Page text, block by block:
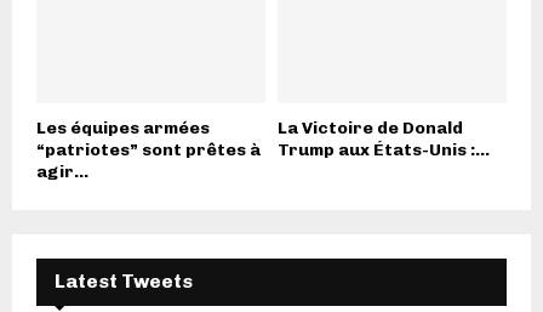
Les équipes armées
“patriotes” sont prêtes à
agir...
La Victoire de Donald
Trump aux États-Unis :...
Latest Tweets